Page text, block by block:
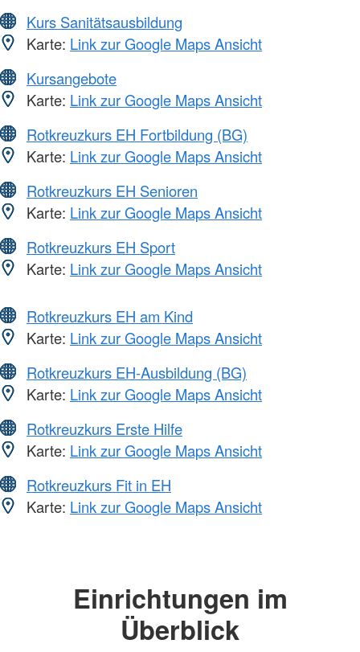
Kurs Sanitätsausbildung
Karte: Link zur Google Maps Ansicht
Kursangebote
Karte: Link zur Google Maps Ansicht
Rotkreuzkurs EH Fortbildung (BG)
Karte: Link zur Google Maps Ansicht
Rotkreuzkurs EH Senioren
Karte: Link zur Google Maps Ansicht
Rotkreuzkurs EH Sport
Karte: Link zur Google Maps Ansicht
Rotkreuzkurs EH am Kind
Karte: Link zur Google Maps Ansicht
Rotkreuzkurs EH-Ausbildung (BG)
Karte: Link zur Google Maps Ansicht
Rotkreuzkurs Erste Hilfe
Karte: Link zur Google Maps Ansicht
Rotkreuzkurs Fit in EH
Karte: Link zur Google Maps Ansicht
Einrichtungen im
Überblick